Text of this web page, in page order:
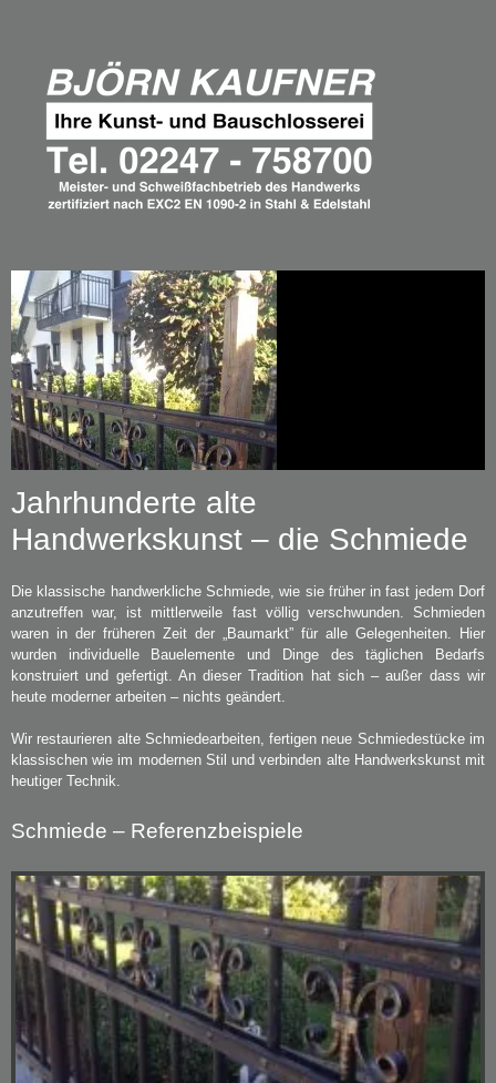
Jahrhunderte alte
Handwerkskunst – die Schmiede
Die klassische handwerkliche Schmiede, wie sie früher in fast jedem Dorf
anzutreffen war, ist mittlerweile fast völlig verschwunden. Schmieden
waren in der früheren Zeit der „Baumarkt” für alle Gelegenheiten. Hier
wurden individuelle Bauelemente und Dinge des täglichen Bedarfs
konstruiert und gefertigt. An dieser Tradition hat sich – außer dass wir
heute moderner arbeiten – nichts geändert.
Wir restaurieren alte Schmiedearbeiten, fertigen neue Schmiedestücke im
klassischen wie im modernen Stil und verbinden alte Handwerkskunst mit
heutiger Technik.
Schmiede – Referenzbeispiele